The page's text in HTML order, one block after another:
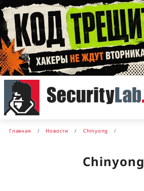
Главная Новости Chinyong
Chinyong